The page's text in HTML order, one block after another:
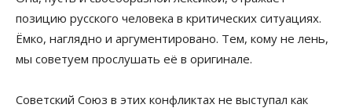
позицию русского человека в критических ситуациях.
Ёмко, наглядно и аргументировано. Тем, кому не лень,
мы советуем прослушать её в оригинале.
Советский Союз в этих конфликтах не выступал как